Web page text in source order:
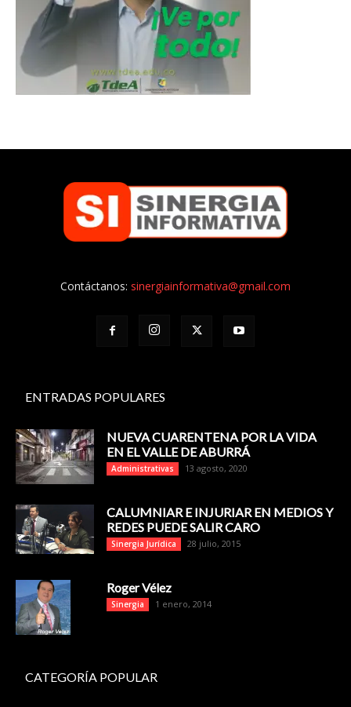
Contáctanos: sinergiainformativa@gmail.com
ENTRADAS POPULARES
NUEVA CUARENTENA POR LA VIDA
EN EL VALLE DE ABURRÁ
Administrativas 13 agosto, 2020
CALUMNIAR E INJURIAR EN MEDIOS Y
REDES PUEDE SALIR CARO
Sinergia Jurídica 28 julio, 2015
Roger Vélez
Sinergia 1 enero, 2014
CATEGORÍA POPULAR